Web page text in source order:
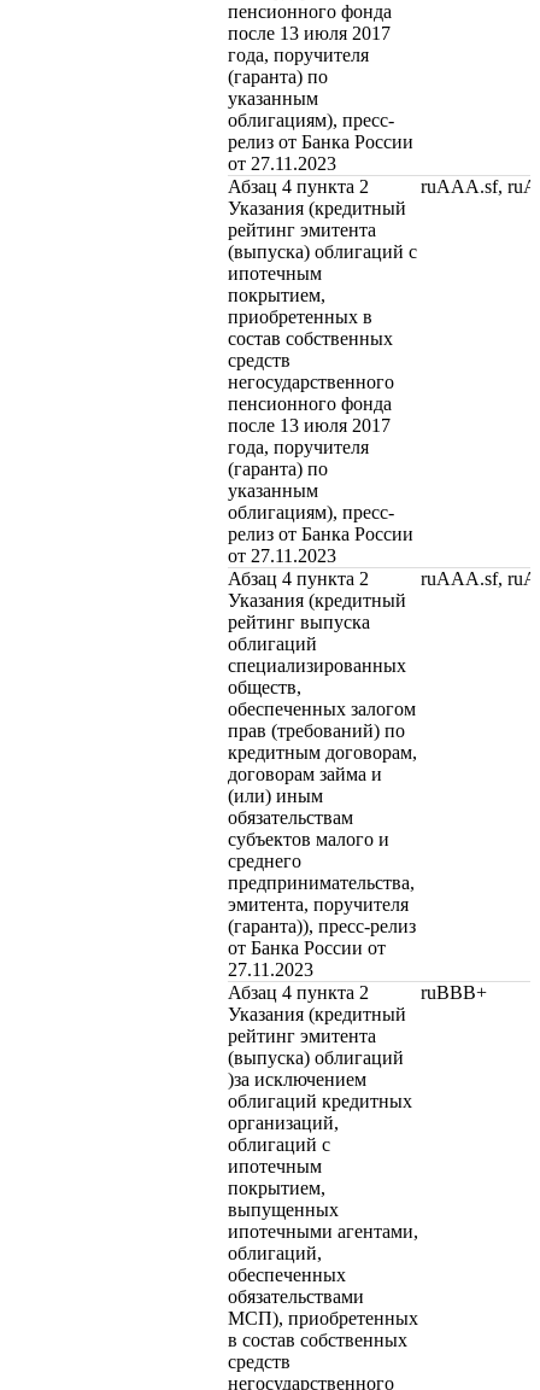
пенсионного фонда
после 13 июля 2017
года, поручителя
(гаранта) по
указанным
облигациям), пресс-
релиз от Банка России
от 27.11.2023
Абзац 4 пункта 2
Указания (кредитный
рейтинг эмитента
(выпуска) облигаций с
ипотечным
покрытием,
приобретенных в
состав собственных
средств
негосударственного
пенсионного фонда
после 13 июля 2017
года, поручителя
(гаранта) по
указанным
облигациям), пресс-
релиз от Банка России
от 27.11.2023
ruAAA.sf,
Абзац 4 пункта 2
Указания (кредитный
рейтинг выпуска
облигаций
специализированных
обществ,
обеспеченных залогом
прав (требований) по
кредитным договорам,
договорам займа и
(или) иным
обязательствам
субъектов малого и
среднего
предпринимательства,
эмитента, поручителя
(гаранта)), пресс-релиз
от Банка России от
27.11.2023
ruAAA.sf,
Абзац 4 пункта 2
Указания (кредитный
рейтинг эмитента
(выпуска) облигаций
)за исключением
облигаций кредитных
организаций,
облигаций с
ипотечным
покрытием,
выпущенных
ипотечными агентами,
облигаций,
обеспеченных
обязательствами
МСП), приобретенных
в состав собственных
средств
негосударственного
ruBBB+